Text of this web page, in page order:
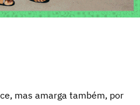
mas amarga também, por